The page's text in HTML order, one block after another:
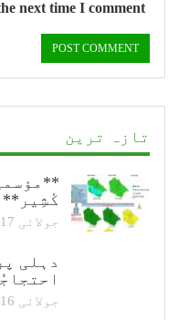
next time I comment.
تازہ ترین
کٔشِیر**
جولائی 17, 2026
دہلی
جولائی 16, 2026